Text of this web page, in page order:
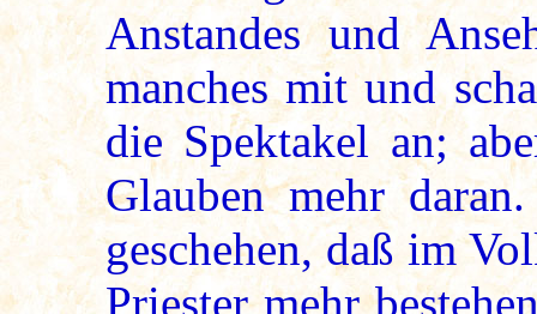
Anstandes und
manches mit und
die Spektakel an;
Glauben mehr
geschehen, daß im
Priester mehr